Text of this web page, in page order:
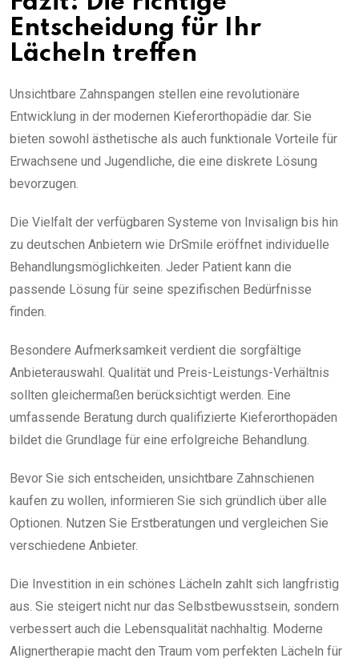
Entscheidung für Ihr
Lächeln treffen
Unsichtbare Zahnspangen stellen eine revolutionäre
Entwicklung in der modernen Kieferorthopädie dar. Sie
bieten sowohl ästhetische als auch funktionale Vorteile für
Erwachsene und Jugendliche, die eine diskrete Lösung
bevorzugen.
Die Vielfalt der verfügbaren Systeme von Invisalign bis hin
zu deutschen Anbietern wie DrSmile eröffnet individuelle
Behandlungsmöglichkeiten. Jeder Patient kann die
passende Lösung für seine spezifischen Bedürfnisse
finden.
Besondere Aufmerksamkeit verdient die sorgfältige
Anbieterauswahl. Qualität und Preis-Leistungs-Verhältnis
sollten gleichermaßen berücksichtigt werden. Eine
umfassende Beratung durch qualifizierte Kieferorthopäden
bildet die Grundlage für eine erfolgreiche Behandlung.
Bevor Sie sich entscheiden, unsichtbare Zahnschienen
kaufen zu wollen, informieren Sie sich gründlich über alle
Optionen. Nutzen Sie Erstberatungen und vergleichen Sie
verschiedene Anbieter.
Die Investition in ein schönes Lächeln zahlt sich langfristig
aus. Sie steigert nicht nur das Selbstbewusstsein, sondern
verbessert auch die Lebensqualität nachhaltig. Moderne
Alignertherapie macht den Traum vom perfekten Lächeln für